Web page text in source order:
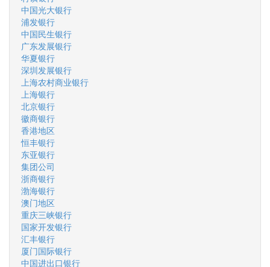
中国光大银行
浦发银行
中国民生银行
广东发展银行
华夏银行
深圳发展银行
上海农村商业银行
上海银行
北京银行
徽商银行
香港地区
恒丰银行
东亚银行
集团公司
浙商银行
渤海银行
澳门地区
重庆三峡银行
国家开发银行
汇丰银行
厦门国际银行
中国进出口银行